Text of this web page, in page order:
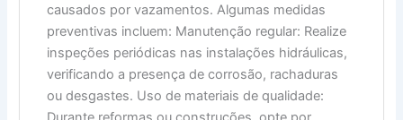
causados por vazamentos. Algumas medidas
preventivas incluem: Manutenção regular: Realize
inspeções periódicas nas instalações hidráulicas,
verificando a presença de corrosão, rachaduras
ou desgastes. Uso de materiais de qualidade: